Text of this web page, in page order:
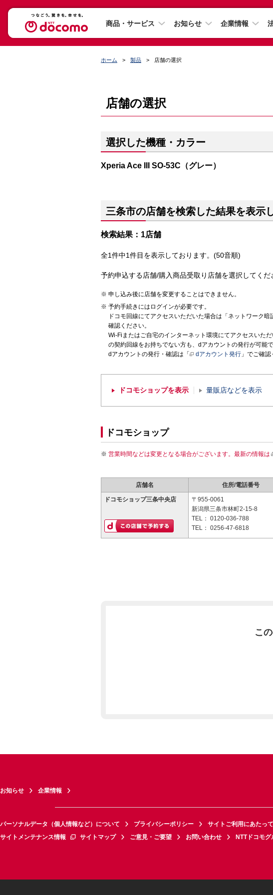
商品・サービス お知らせ 企業情報
ホーム 製品 店舗の選択
店舗の選択
選択した機種・カラー
Xperia Ace III SO-53C（グレー）
三条市の店舗を検索した結果を表示
検索結果：1店舗
全1件中1件目を表示しております。(50音順)
予約申込する店舗/購入商品受取り店舗を選択してくだ
申し込み後に店舗を変更することはできません。
予約手続きにはログインが必要です。
ドコモ回線にてアクセスいただいた場合は「ネットワーク
確認ください。
Wi-Fiまたはご自宅のインターネット環境にてアクセスいた
の契約回線をお持ちでない方も、dアカウントの発行が可能で
dアカウントの発行・確認は「
dアカウント発行 」でご確認
ドコモショップを表示 量販店などを表示
ドコモショップ
営業時間などは変更となる場合がございます。最新の情報は
店舗名 住所/電話番号
ドコモショップ三条中央店
〒955-0061
新潟県三条市林町2-15-8
TEL： 0120-036-788
TEL： 0256-47-6818
こ
お知らせ 企業情報
パーソナルデータ（個人情報など）について プライバシーポリシー サイトご利用にあたって
サイトメンテナンス情報
サイトマップ ご意見・ご要望 お問い合わせ NTTドコモグ